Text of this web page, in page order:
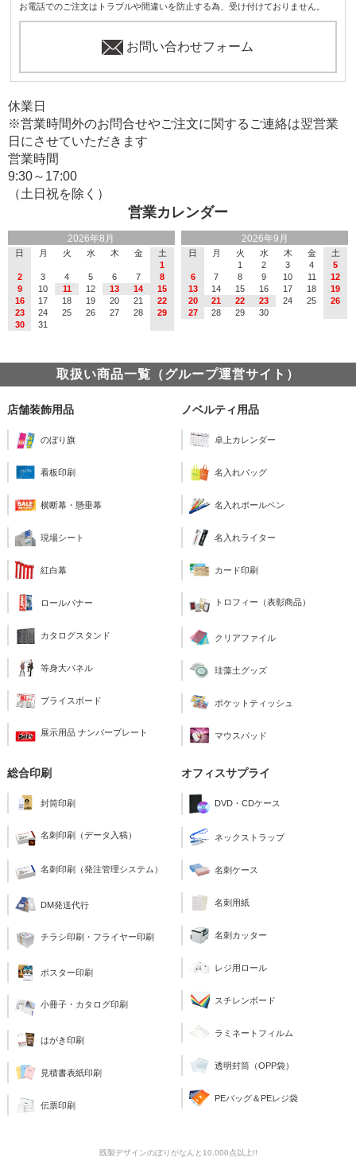
お電話でのご注文はトラブルや間違いを防止する為、受け付けておりません。
お問い合わせフォーム
営業カレンダー
2026年8月
日 月 火 水 木 金
土
1
2
3 4 5 6 7
8
9
10 11 12 13 14
15
16
17 18 19 20 21
22
23
24 25 26 27 28
29
30
31
2026年9月
日 月 火 水 木 金
土
1
2 3 4
5
6
7 8 9 10 11
12
13
14 15 16 17 18
19
20
21 22 23 24 25
26
27
28 29 30
休業日
※営業時間外のお問合せやご注文に関するご連絡は翌営業
日にさせていただきます
営業時間
9:30～17:00
（土日祝を除く）
取扱い商品一覧（グループ運営サイト）
店舗装飾用品
のぼり旗
看板印刷
横断幕・懸垂幕
現場シート
紅白幕
ロールバナー
カタログスタンド
等身大パネル
プライスボード
展示用品 ナンバープレート
ノベルティ用品
卓上カレンダー
名入れバッグ
名入れボールペン
名入れライター
カード印刷
トロフィー（表彰商品）
クリアファイル
珪藻土グッズ
ポケットティッシュ
マウスパッド
総合印刷
封筒印刷
名刺印刷（データ入稿）
名刺印刷（発注管理システム）
DM発送代行
チラシ印刷・フライヤー印刷
ポスター印刷
小冊子・カタログ印刷
はがき印刷
見積書表紙印刷
伝票印刷
オフィスサプライ
DVD・CDケース
ネックストラップ
名刺ケース
名刺用紙
名刺カッター
レジ用ロール
スチレンボード
ラミネートフィルム
透明封筒（OPP袋）
PEバッグ＆PEレジ袋
既製デザインのぼりがなんと10,000点以上!!